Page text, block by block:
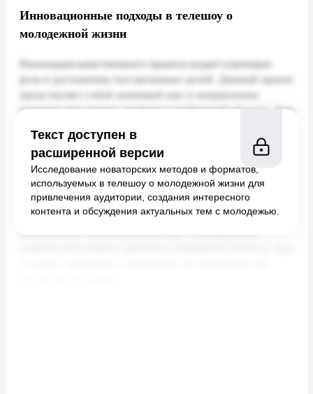
Инновационные подходы в телешоу о
молодежной жизни
Текст доступен в
расширенной версии
Исследование новаторских методов и форматов,
используемых в телешоу о молодежной жизни для
привлечения аудитории, создания интересного
контента и обсуждения актуальных тем с молодежью.